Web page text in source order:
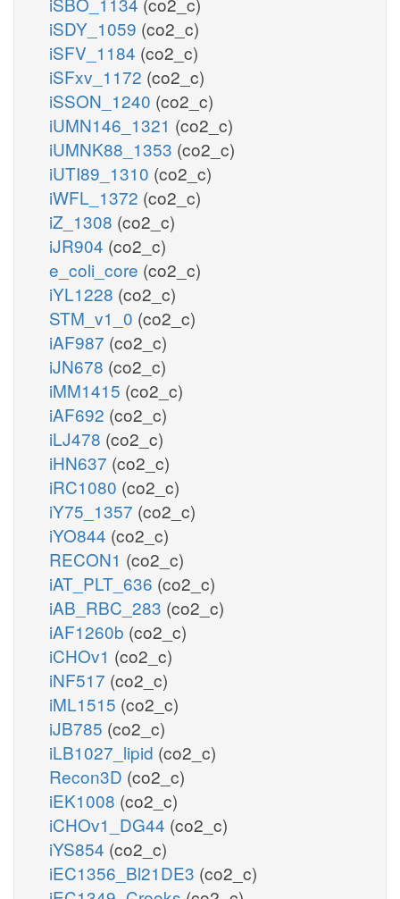
iSDY_1059 (co2_c)
iSFV_1184 (co2_c)
iSFxv_1172 (co2_c)
iSSON_1240 (co2_c)
iUMN146_1321 (co2_c)
iUMNK88_1353 (co2_c)
iUTI89_1310 (co2_c)
iWFL_1372 (co2_c)
iZ_1308 (co2_c)
iJR904 (co2_c)
e_coli_core (co2_c)
iYL1228 (co2_c)
STM_v1_0 (co2_c)
iAF987 (co2_c)
iJN678 (co2_c)
iMM1415 (co2_c)
iAF692 (co2_c)
iLJ478 (co2_c)
iHN637 (co2_c)
iRC1080 (co2_c)
iY75_1357 (co2_c)
iYO844 (co2_c)
RECON1 (co2_c)
iAT_PLT_636 (co2_c)
iAB_RBC_283 (co2_c)
iAF1260b (co2_c)
iCHOv1 (co2_c)
iNF517 (co2_c)
iML1515 (co2_c)
iJB785 (co2_c)
iLB1027_lipid (co2_c)
Recon3D (co2_c)
iEK1008 (co2_c)
iCHOv1_DG44 (co2_c)
iYS854 (co2_c)
iEC1356_Bl21DE3 (co2_c)